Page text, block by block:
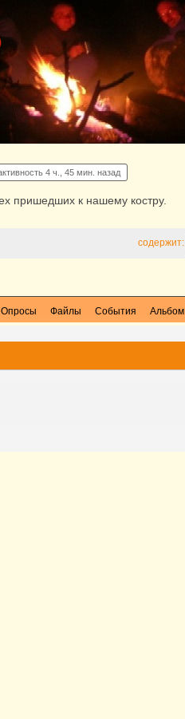
4 ч., 45 мин. назад
пришедших к нашему костру.
содержит:
Опросы Файлы События Альбом